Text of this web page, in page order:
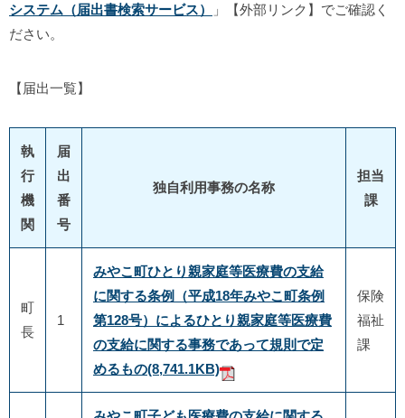
システム（届出書検索サービス）
」【外部リンク】でご確認く
ださい。
【届出一覧】
執
行
機
関
届
出
番
号
独自利用事務の名称
担当
課
町
長
1
みやこ町ひとり親家庭等医療費の支給
に関する条例（平成18年みやこ町条例
第128号）によるひとり親家庭等医療費
の支給に関する事務であって規則で定
めるもの(8,741.1KB)
保険
福祉
課